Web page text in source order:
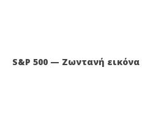
S&P 500 — Ζωντανή εικόνα